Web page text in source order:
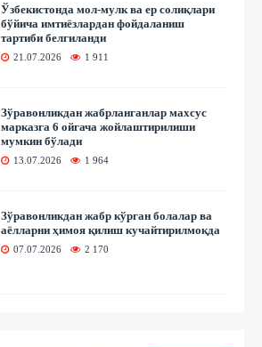
Ўзбекистонда мол-мулк ва ер солиқлари
бўйича имтиёзлардан фойдаланиш
тартиби белгиланди
21.07.2026 1 911
Зўравонликдан жабрланганлар махсус
марказга 6 ойгача жойлаштирилиши
мумкин бўлади
13.07.2026 1 964
Зўравонликдан жабр кўрган болалар ва
аёлларни ҳимоя қилиш кучайтирилмоқда
07.07.2026 2 170